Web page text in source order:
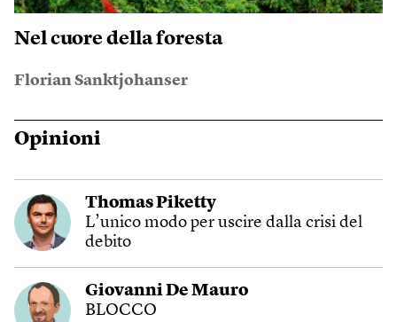
Nel cuore della foresta
Florian Sanktjohanser
Opinioni
Thomas Piketty
L’unico modo per uscire dalla crisi del
debito
Giovanni De Mauro
BLOCCO